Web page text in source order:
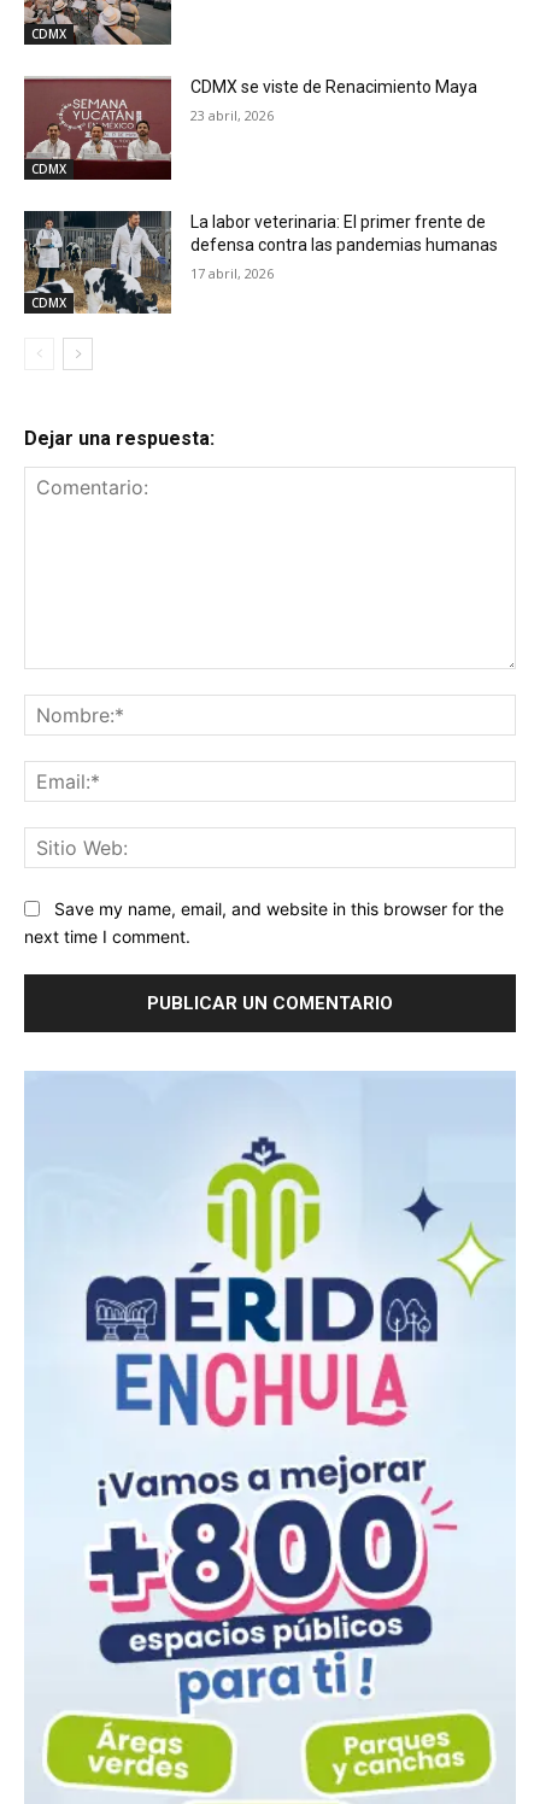
CDMX
CDMX
CDMX se viste de Renacimiento Maya
23 abril, 2026
CDMX
La labor veterinaria: El primer frente de
defensa contra las pandemias humanas
17 abril, 2026
Dejar una respuesta:
Save my name, email, and website in this browser for the
next time I comment.